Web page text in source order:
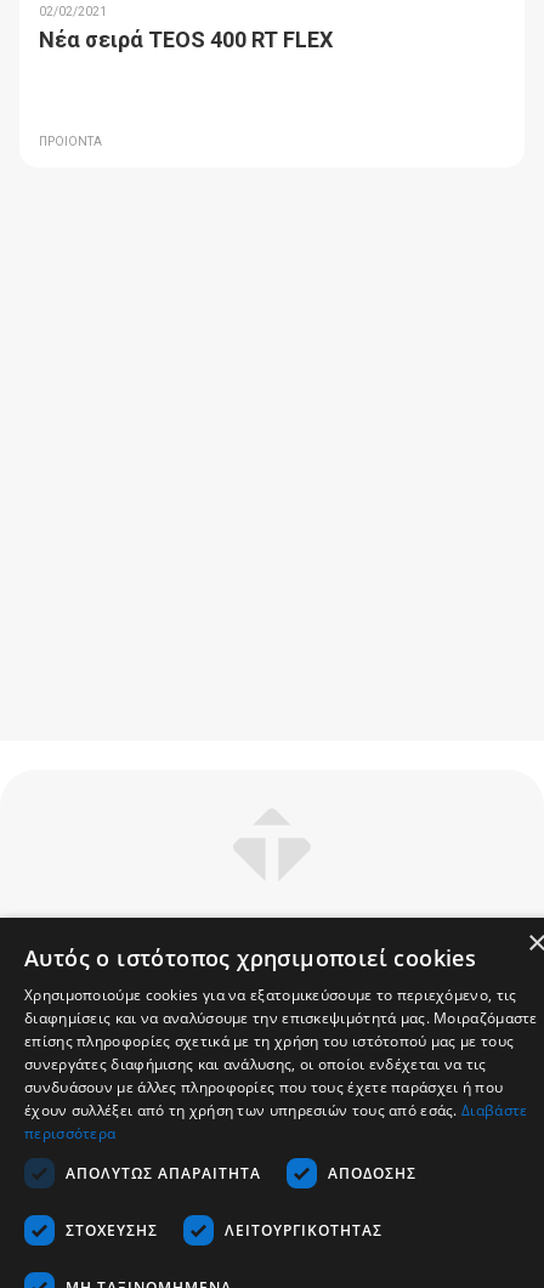
02/02/2021
Νέα σειρά TEOS 400 RT FLEX
ΠΡΟΙΟΝΤΑ
Υποστήριξη
Καριέρα
Επικοινωνία
Ελληνικά
Copyrights © 2026 - Tescom Hellas SA
Αυτός ο ιστότοπος χρησιμοποιεί cookies
Χρησιμοποιούμε cookies για να εξατομικεύσουμε το περιεχόμενο, τις
διαφημίσεις και να αναλύσουμε την επισκεψιμότητά μας. Μοιραζόμαστε
επίσης πληροφορίες σχετικά με τη χρήση του ιστότοπού μας με τους
συνεργάτες διαφήμισης και ανάλυσης, οι οποίοι ενδέχεται να τις
συνδυάσουν με άλλες πληροφορίες που τους έχετε παράσχει ή που
έχουν συλλέξει από τη χρήση των υπηρεσιών τους από εσάς. Διαβάστε
περισσότερα
ΑΠΟΛΎΤΩΣ ΑΠΑΡΑΊΤΗΤΑ
ΑΠΌΔΟΣΗΣ
ΣΤΌΧΕΥΣΗΣ ΛΕΙΤΟΥΡΓΙΚΌΤΗΤΑΣ